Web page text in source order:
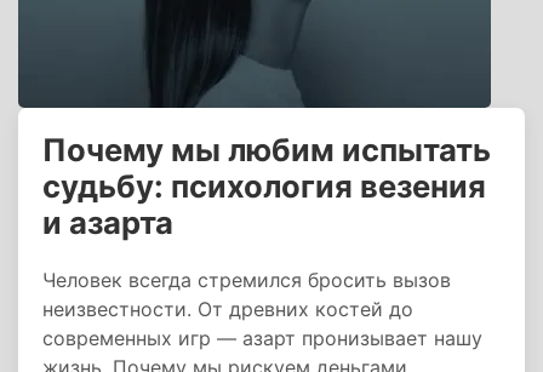
Почему мы любим испытать
судьбу: психология везения
и азарта
Человек всегда стремился бросить вызов
неизвестности. От древних костей до
современных игр — азарт пронизывает нашу
жизнь. Почему мы рискуем деньгами,